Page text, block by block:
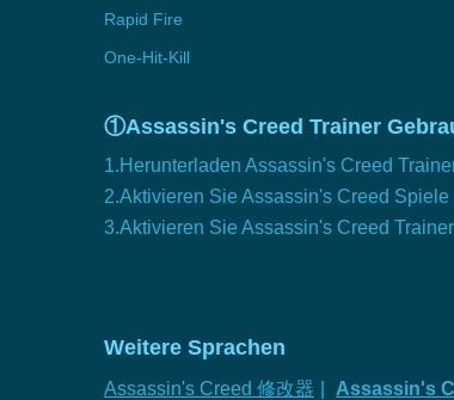
Rapid Fire
One-Hit-Kill
①Assassin's Creed Trainer
1.Herunterladen Assassin's Creed
2.Aktivieren Sie Assassin's Creed Spiele
3.Aktivieren Sie Assassin's Creed Trainer
Weitere Sprachen
Assassin's Creed 修改器 Assassin's